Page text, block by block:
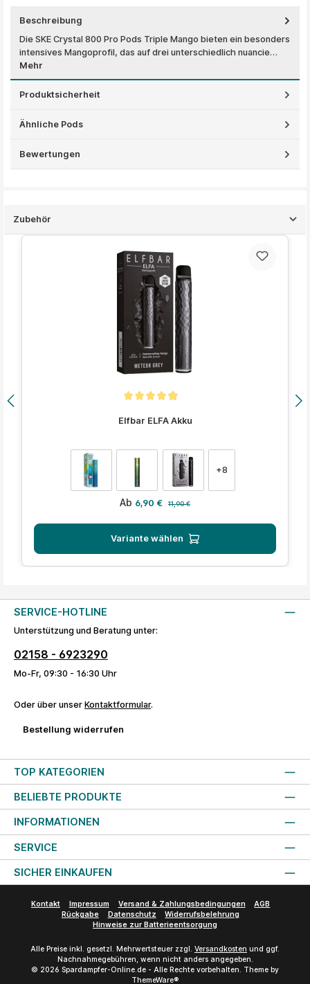
Beschreibung
Die SKE Crystal 800 Pro Pods Triple Mango bieten ein besonders
intensives Mangoprofil, das auf drei unterschiedlich nuancie…
Mehr
Produktsicherheit
Ähnliche Pods
Bewertungen
Zubehör
Produktgalerie überspringen
Elfbar ELFA Akku
auswählen
+8
Verkaufspreis:
Ab 6,90 € 11,90 €
Variante wählen
SERVICE-HOTLINE
Unterstützung und Beratung unter:
02158 - 6923290
Mo-Fr, 09:30 - 16:30 Uhr
Oder über unser Kontaktformular.
Bestellung widerrufen
TOP KATEGORIEN
BELIEBTE PRODUKTE
INFORMATIONEN
SERVICE
SICHER EINKAUFEN
Kontakt Impressum Versand & Zahlungsbedingungen
AGB
Rückgabe
Datenschutz
Widerrufsbelehrung
Hinweise zur Batterieentsorgung
Alle Preise inkl. gesetzl. Mehrwertsteuer zzgl. Versandkosten und ggf.
Nachnahmegebühren, wenn nicht anders angegeben.
© 2026 Spardampfer-Online.de - Alle Rechte vorbehalten. Theme by
ThemeWare®